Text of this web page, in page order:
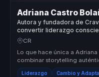
Adriana Castro
Autora y fundadora de
convertir liderazgo
cohesion y decisiones
CR
Lo que hace única a
combinar storytelling
ofreciendo un...
Liderazgo Cambio y